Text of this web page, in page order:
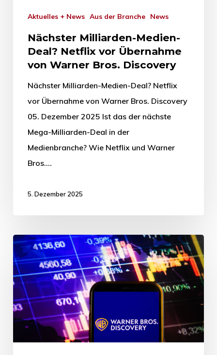
Aktuelles + News Aus der Branche News
Nächster Milliarden-Medien-
Deal? Netflix vor Übernahme
von Warner Bros. Discovery
Nächster Milliarden-Medien-Deal? Netflix
vor Übernahme von Warner Bros. Discovery
05. Dezember 2025 Ist das der nächste
Mega-Milliarden-Deal in der
Medienbranche? Wie Netflix und Warner
Bros.…
5. Dezember 2025